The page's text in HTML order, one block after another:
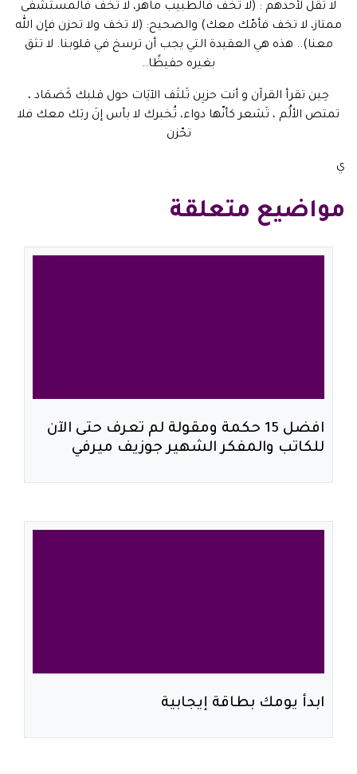
لا تقل لأحدهم : (لا تخف فالطبيب ماهر، لا تخف فالمستشفى
ممتاز، لا تخف فأمّك معك) والصحيح: (لا تخف ولا تحزن فإن الله
معنا).. هذه هي العقيدة التي يجب أن ترسخ في قلوبنا. لا تثق
بغيره حفيظًا..
حِين تقرأ القرآن و أنت حزيِن تَلتَف الآيَات حول قلبك كَضمَاد ،
تمتص الألَُم ، تَشعر كأنّها دواء، تُخبرك لا بأس إنَ ربَك معك فلا
تحّزن
ي
مواضيع متعلقة
افضل 15 حكمة ومقولة لم تعرف حتى الآن
للكاتب والمفكر الشهير جوزيف ميرفي
ابدأ يومك بطاقة إيجابية